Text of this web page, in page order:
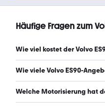
Häufige Fragen zum
Wie viel kostet der Volvo
Ein guter Preis für einen
monatlich. (Stand: 6.8.2026)
Wie viele Volvo ES90-
Es gibt insgesamt 170
Welche Motorisierung hat